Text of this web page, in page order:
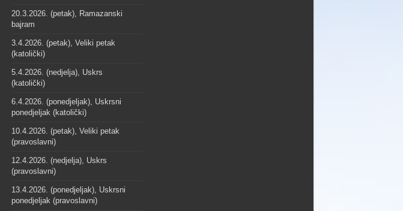
20.3.2026. (petak), Ramazanski
bajram
3.4.2026. (petak), Veliki petak
(katolički)
5.4.2026. (nedjelja), Uskrs
(katolički)
6.4.2026. (ponedjeljak), Uskrsni
ponedjeljak (katolički)
10.4.2026. (petak), Veliki petak
(pravoslavni)
12.4.2026. (nedjelja), Uskrs
(pravoslavni)
13.4.2026. (ponedjeljak), Uskrsni
ponedjeljak (pravoslavni)